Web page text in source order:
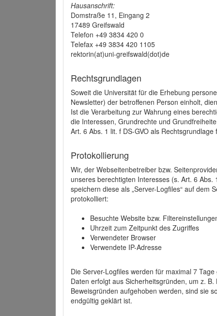
Hausanschrift:
Domstraße 11, Eingang 2
17489 Greifswald
Telefon +49 3834 420 0
Telefax +49 3834 420 1105
rektorin(at)uni-greifswald(dot)de
Rechtsgrundlagen
Soweit die Universität für die Erhebung
Newsletter) der betroffenen Person einholt,
Ist die Verarbeitung zur Wahrung eines
die Interessen, Grundrechte und
Art. 6 Abs. 1 lit. f DS-GVO als
Protokollierung
Wir, der Webseitenbetreiber bzw.
unseres berechtigten Interesses (s. Art. 6
speichern diese als „Server-Logfiles“ auf dem
protokolliert:
Besuchte Website bzw.
Uhrzeit zum Zeitpunkt des Zugriffes
Verwendeter Browser
Verwendete IP-Adresse
Die Server-Logfiles werden für maximal 7
Daten erfolgt aus Sicherheitsgründen, um z.
Beweisgründen aufgehoben werden, sind sie
endgültig geklärt ist.